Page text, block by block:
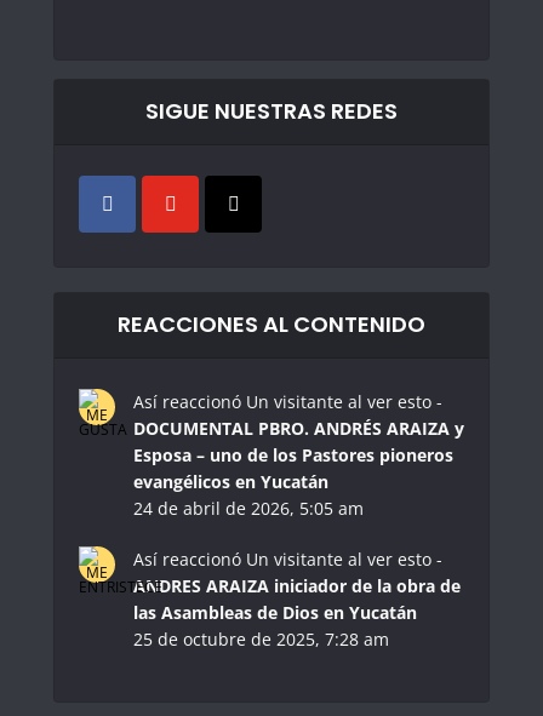
SIGUE NUESTRAS REDES
REACCIONES AL CONTENIDO
Así reaccionó Un visitante al ver esto -
DOCUMENTAL PBRO. ANDRÉS ARAIZA y
Esposa – uno de los Pastores pioneros
evangélicos en Yucatán
24 de abril de 2026, 5:05 am
Así reaccionó Un visitante al ver esto -
ANDRES ARAIZA iniciador de la obra de
las Asambleas de Dios en Yucatán
25 de octubre de 2025, 7:28 am